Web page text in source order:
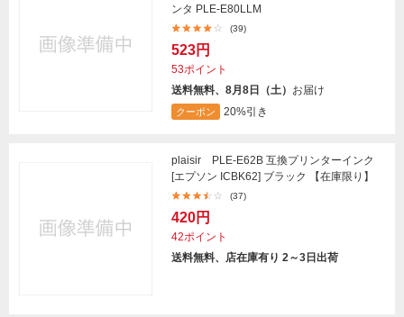
ンタ PLE-E80LLM
(39)
523円
53ポイント
送料無料、8月8日（土） お届け
クーポン 20%引き
plaisir PLE-E62B 互換プリンターインク
[エプソン ICBK62] ブラック 【在庫限り】
(37)
420円
42ポイント
送料無料、店在庫有り 2～3日出荷